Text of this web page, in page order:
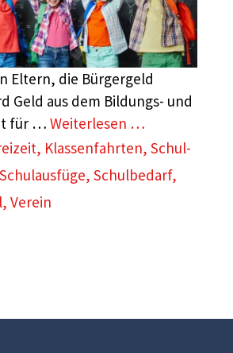
Eltern, die Bürgergeld
Geld aus dem Bildungs- und
für … Weiterlesen …
, Klassenfahrten,Schul-
Schulausfüge, Schulbedarf,
, Verein